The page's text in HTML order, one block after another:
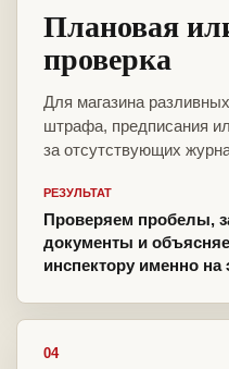
Плановая
проверка
Для магазина
штрафа, предписания
за отсутствующих
РЕЗУЛЬТАТ
Проверяем пробелы,
документы и
инспектору именно на
04